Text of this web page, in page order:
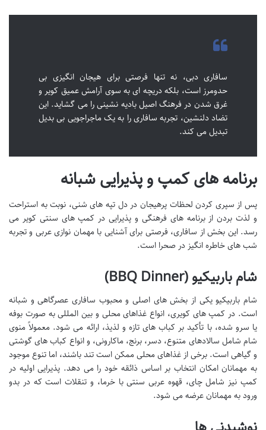
سافاری دبی، نه تنها فرصتی برای هیجان انگیزی بی
حدومرز است، بلکه دریچه ای به سوی آرامش عمیق کویر و
غرق شدن در فرهنگ اصیل بادیه نشینی را می گشاید. این
تضاد دلنشین، تجربه سافاری را به یک ماجراجویی بی بدیل
تبدیل می کند.
برنامه های کمپ و پذیرایی شبانه
پس از سپری کردن لحظات پرهیجان در دل تپه های شنی، نوبت به استراحت
و لذت بردن از برنامه های فرهنگی و پذیرایی در کمپ های سنتی کویر می
رسد. این بخش از سافاری، فرصتی برای آشنایی با مهمان نوازی عربی و تجربه
شب های خاطره انگیز در صحرا است.
شام باربیکیو (BBQ Dinner)
شام باربیکیو یکی از بخش های اصلی و محبوب سافاری عصرگاهی و شبانه
است. در کمپ های کویری، انواع غذاهای محلی و بین المللی به صورت بوفه
یا سرو شده، با تأکید بر کباب های تازه و لذیذ، ارائه می شود. معمولاً منوی
شام شامل سالادهای متنوع، دسر، برنج، ماکارونی، و انواع کباب های گوشتی
و گیاهی است. برخی از غذاهای محلی ممکن است تند باشند، اما تنوع موجود
به مهمانان امکان انتخاب بر اساس ذائقه خود را می دهد. پذیرایی اولیه در
کمپ نیز شامل چای، قهوه عربی سنتی با خرما، و تنقلات است که در بدو
ورود به مهمانان عرضه می شود.